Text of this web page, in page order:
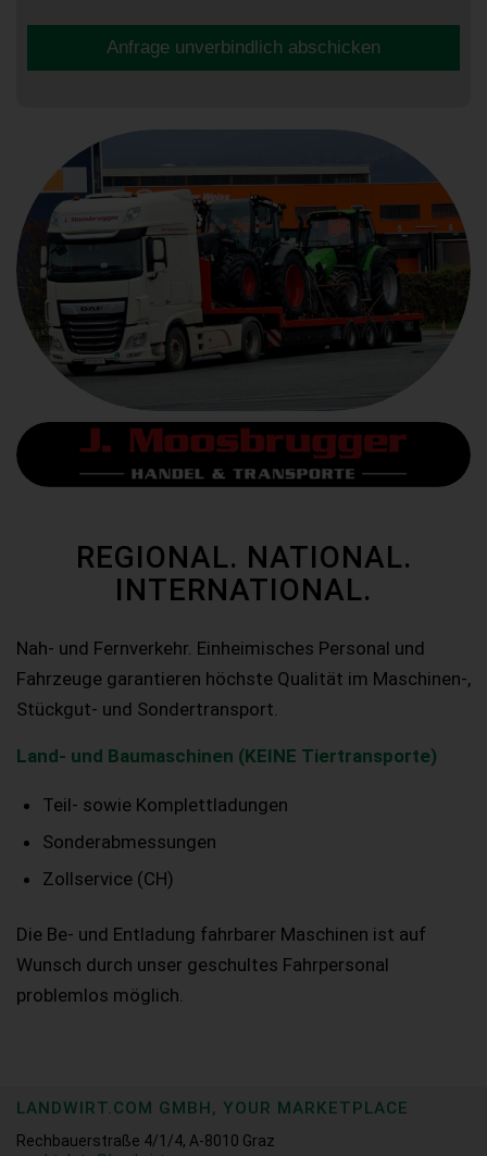
Anfrage unverbindlich abschicken
REGIONAL. NATIONAL.
INTERNATIONAL.
Nah- und Fernverkehr. Einheimisches Personal und
Fahrzeuge garantieren höchste Qualität im Maschinen-,
Stückgut- und Sondertransport.
Land- und Baumaschinen (KEINE Tiertransporte)
Teil- sowie Komplettladungen
Sonderabmessungen
Zollservice (CH)
Die Be- und Entladung fahrbarer Maschinen ist auf
Wunsch durch unser geschultes Fahrpersonal
problemlos möglich.
LANDWIRT.COM GMBH, YOUR MARKETPLACE
Rechbauerstraße 4/1/4, A-8010 Graz